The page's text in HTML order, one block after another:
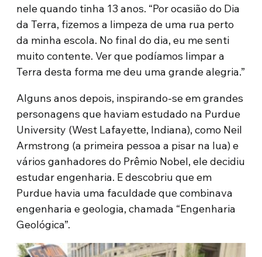
nele quando tinha 13 anos. “Por ocasião do Dia
da Terra, fizemos a limpeza de uma rua perto
da minha escola. No final do dia, eu me senti
muito contente. Ver que podíamos limpar a
Terra desta forma me deu uma grande alegria.”
Alguns anos depois, inspirando-se em grandes
personagens que haviam estudado na Purdue
University (West Lafayette, Indiana), como Neil
Armstrong (a primeira pessoa a pisar na lua) e
vários ganhadores do Prêmio Nobel, ele decidiu
estudar engenharia. E descobriu que em
Purdue havia uma faculdade que combinava
engenharia e geologia, chamada “Engenharia
Geológica”.